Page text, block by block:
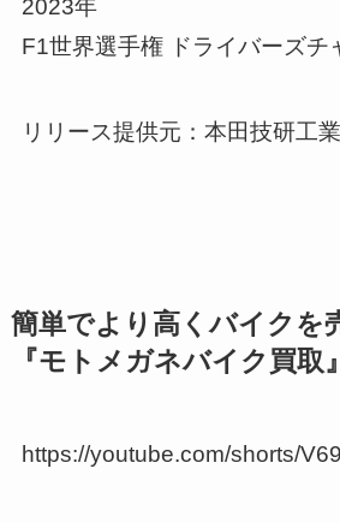
2023年
F1世界選手権 ドライバーズチ
リリース提供元：本田技研工
簡単でより高くバイクを
『モトメガネバイク買取
https://youtube.com/shorts/